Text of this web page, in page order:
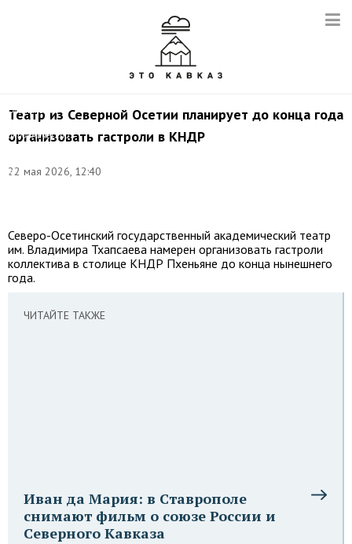
Театр из Северной Осетии планирует до конца года
организовать гастроли в КНДР
22 мая 2026, 12:40
Осетинский
государственный
академический
театр
В.
Северо-Осетинский государственный академический театр
им. Владимира Тхапсаева намерен организовать гастроли
коллектива в столице КНДР Пхеньяне до конца нынешнего
года.
ЧИТАЙТЕ ТАКЖЕ
Иван да Мария: в Ставрополе
снимают фильм о союзе России и
Северного Кавказа